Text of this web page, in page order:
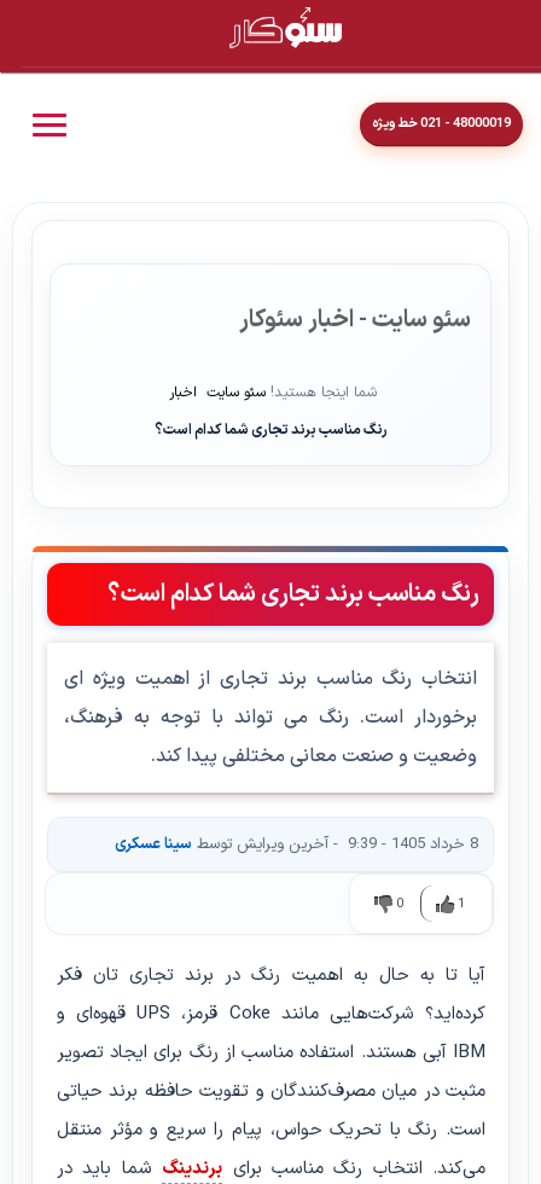
48000019 - 021 خط ویژه
سئو سایت - اخبار سئوکار
شما اینجا هستید! سئو سایت اخبار
رنگ مناسب برند تجاری شما کدام است؟
رنگ مناسب برند تجاری شما کدام است؟
انتخاب رنگ مناسب برند تجاری از اهمیت ویژه ای
برخوردار است. رنگ می تواند با توجه به فرهنگ،
وضعیت و صنعت معانی مختلفی پیدا کند.
8 خرداد 1405 - 9:39 - آخرین ویرایش توسط سینا عسکری
1
0
آیا تا به حال به اهمیت رنگ در برند تجاری تان فکر
کرده‌اید؟ شرکت‌هایی مانند Coke قرمز، UPS قهوه‌ای و
IBM آبی هستند. استفاده مناسب از رنگ برای ایجاد تصویر
مثبت در میان مصرف‌کنندگان و تقویت حافظه برند حیاتی
است. رنگ با تحریک حواس، پیام را سریع و مؤثر منتقل
می‌کند. انتخاب رنگ مناسب برای برندینگ شما باید در